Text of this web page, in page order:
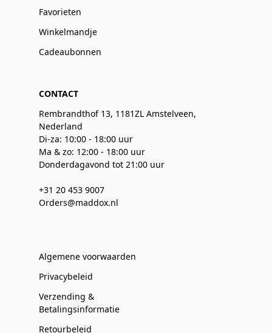
Favorieten
Winkelmandje
Cadeaubonnen
CONTACT
Rembrandthof 13, 1181ZL Amstelveen,
Nederland
Di-za: 10:00 - 18:00 uur
Ma & zo: 12:00 - 18:00 uur
Donderdagavond tot 21:00 uur
+31 20 453 9007
Orders@maddox.nl
Algemene voorwaarden
Privacybeleid
Verzending &
Betalingsinformatie
Retourbeleid